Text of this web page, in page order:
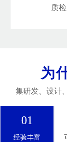
质检
为
集研发、设计
01
经验丰富